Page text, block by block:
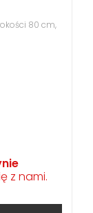
80 cm,
z nami.